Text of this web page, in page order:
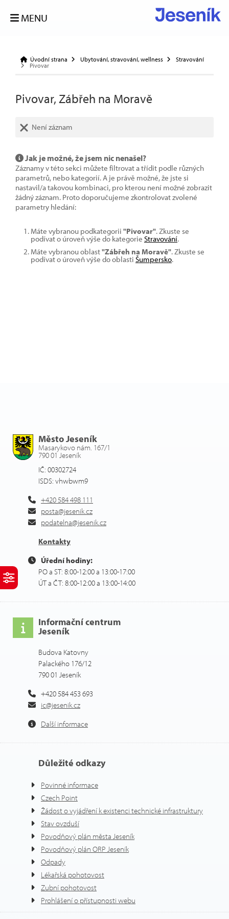
MENU
Úvodní strana Ubytování, stravování, wellness
Stravování
Pivovar
Pivovar, Zábřeh na Moravě
Není záznam
Jak je možné, že jsem nic nenašel?
Záznamy v této sekci můžete filtrovat a třídit podle různých
parametrů, nebo kategorií. A je právě možné, že jste si
nastavil/a takovou kombinaci, pro kterou není možné zobrazit
žádný záznam. Proto doporučujeme zkontrolovat zvolené
parametry hledání:
Máte vybranou podkategorii "Pivovar". Zkuste se
podívat o úroveň výše do kategorie Stravování.
Máte vybranou oblast"Zábřeh na Moravě". Zkuste se
podívat o úroveň výše do oblasti Šumpersko.
Město Jeseník
Masarykovo nám. 167/1
790 01 Jeseník
IČ: 00302724
ISDS: vhwbwm9
+420 584 498 111
posta@jesenik.cz
podatelna@jesenik.cz
Kontakty
Úřední hodiny:
PO a ST: 8:00-12:00 a 13:00-17:00
ÚT a ČT: 8:00-12:00 a 13:00-14:00
Informační centrum
Jeseník
Budova Katovny
Palackého 176/12
790 01 Jeseník
+420 584 453 693
ic@jesenik.cz
Další informace
Důležité odkazy
Povinné informace
Czech Point
Žádost o vyjádření k existenci technické infrastruktury
Stav ovzduší
Povodňový plán města Jeseník
Povodňový plán ORP Jeseník
Odpady
Lékařská pohotovost
Zubní pohotovost
Prohlášení o přístupnosti webu